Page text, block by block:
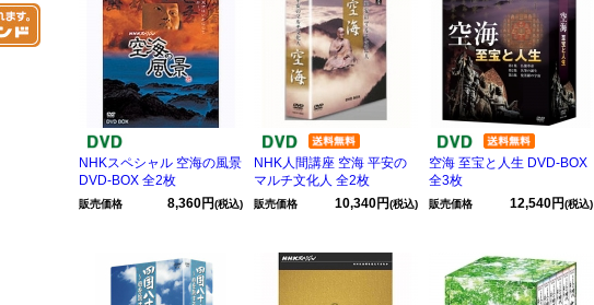
NHKスペシャル 空海の風景
DVD-BOX 全2枚
販売価格 8,360円(税込)
NHK人間講座 空海 平安の
マルチ文化人 全2枚
販売価格 10,340円(税込)
空海 至宝と人生 DVD-BOX
全3枚
販売価格 12,540円(税込)